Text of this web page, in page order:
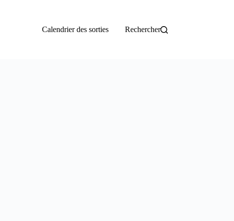
Calendrier des sorties Rechercher